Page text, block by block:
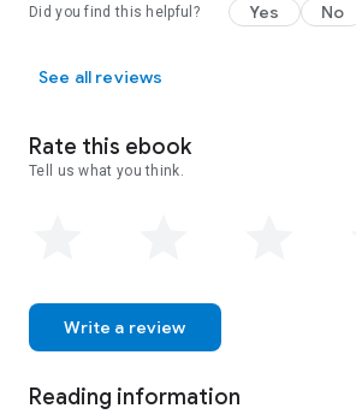
Did you find this helpful? Yes No
See all reviews
Rate this ebook
Tell us what you think.
Write a review
Reading information